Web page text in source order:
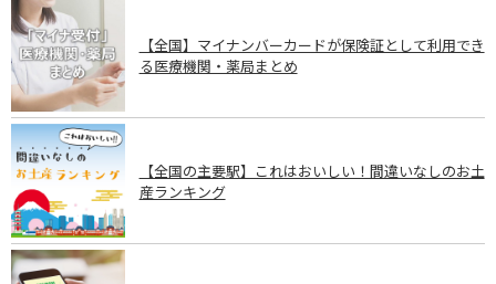
【全国】マイナンバーカードが保険証として利用でき
る医療機関・薬局まとめ
【全国の主要駅】これはおいしい！間違いなしのお土
産ランキング